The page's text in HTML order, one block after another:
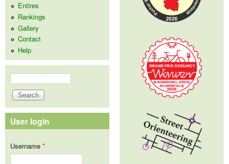
Entires
Rankings
Gallery
Contact
Help
Search form
Search
User login
Username *